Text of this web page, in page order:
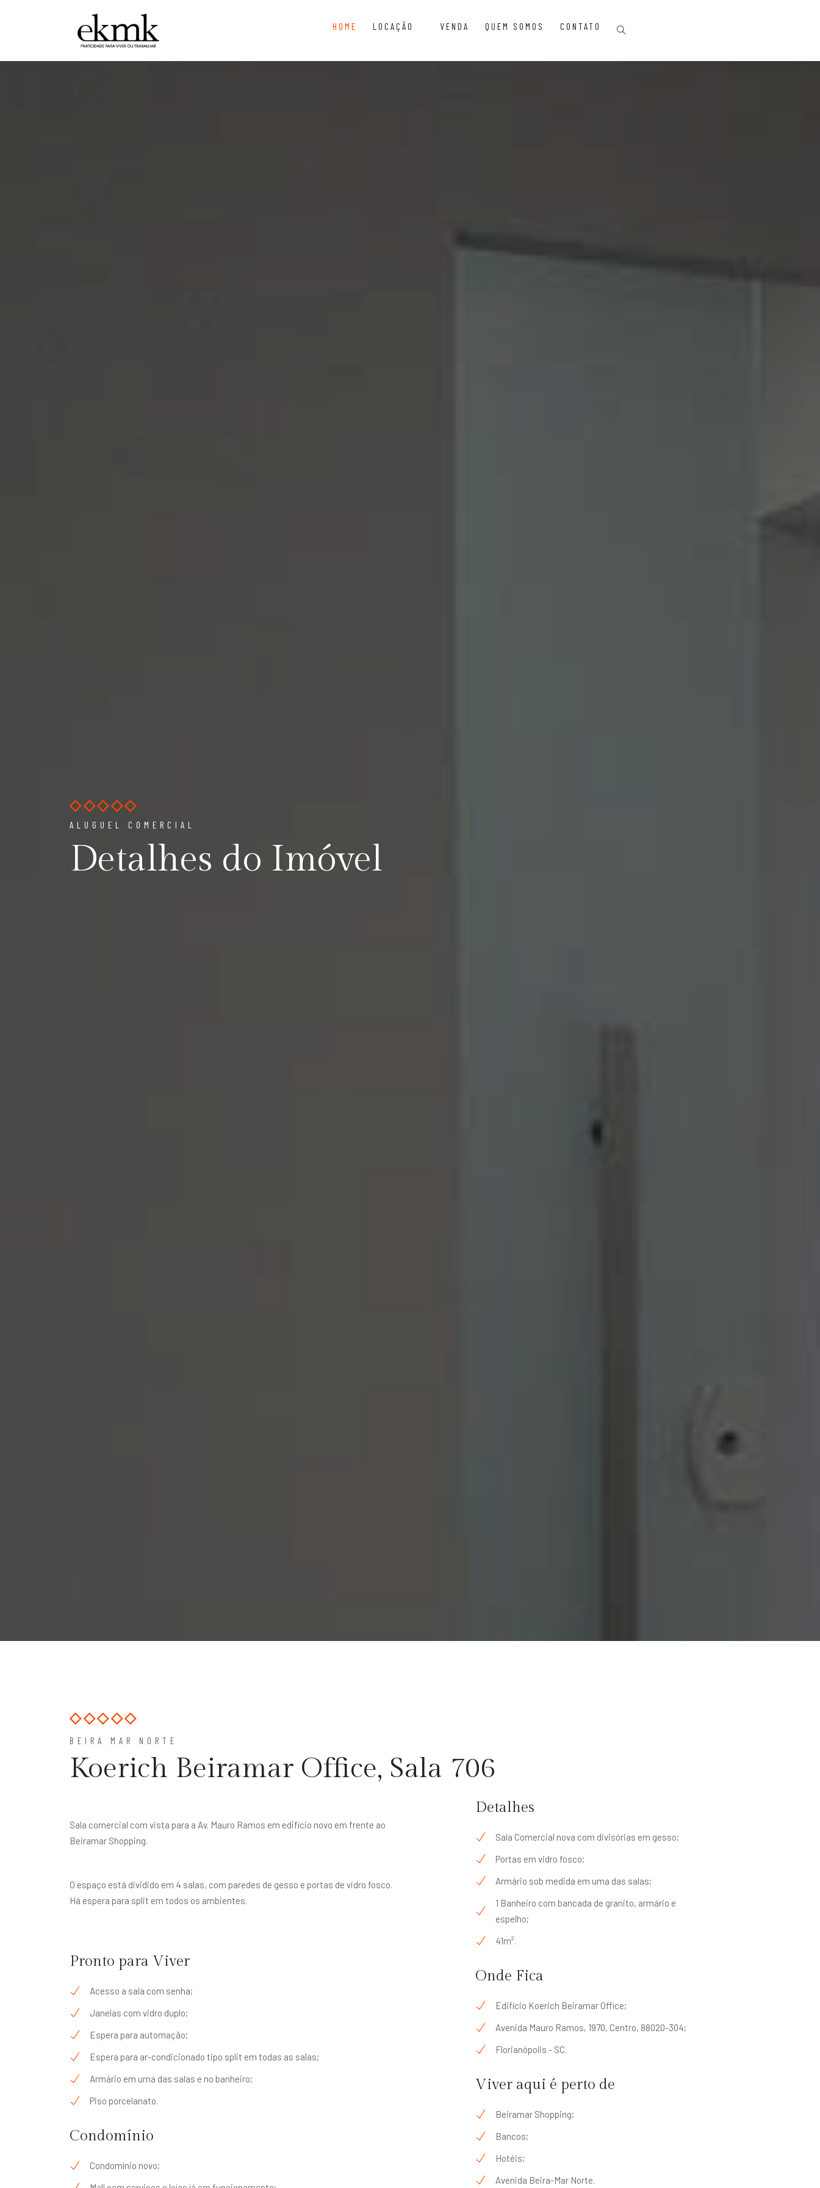
HOME LOCAÇÃO VENDA QUEM SOMOS CONTATO
ALUGUEL COMERCIAL
Detalhes do Imóvel
BEIRA MAR NORTE
Koerich Beiramar Office, Sala 706
Sala comercial com vista para a Av. Mauro Ramos em edifício novo em frente ao
Beiramar Shopping.
O espaço está dividido em 4 salas, com paredes de gesso e portas de vidro fosco.
Há espera para split em todos os ambientes.
Pronto para Viver
Acesso a sala com senha;
Janelas com vidro duplo;
Espera para automação;
Espera para ar-condicionado tipo split em todas as salas;
Armário em uma das salas e no banheiro;
Piso porcelanato.
Condomínio
Condomínio novo;
Detalhes
Sala Comercial nova com divisórias em gesso;
Portas em vidro fosco;
Armário sob medida em uma das salas;
1 Banheiro com bancada de granito, armário e
espelho;
41m².
Onde Fica
Edifício Koerich Beiramar Office;
Avenida Mauro Ramos, 1970, Centro, 88020-304;
Florianópolis - SC.
Viver aqui é perto de
Beiramar Shopping;
Bancos;
Hotéis;
Avenida Beira-Mar Norte.